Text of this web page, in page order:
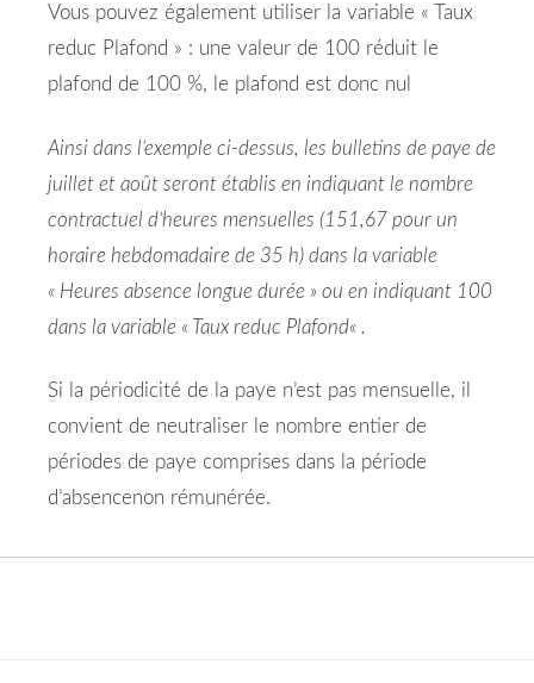
Vous pouvez également utiliser la variable « Taux
reduc Plafond » : une valeur de 100 réduit le
plafond de 100 %, le plafond est donc nul
Ainsi dans l’exemple ci-dessus, les bulletins de paye de
juillet et août seront établis en indiquant le nombre
contractuel d’heures mensuelles (151,67 pour un
horaire hebdomadaire de 35 h) dans la variable
« Heures absence longue durée » ou en indiquant 100
dans la variable « Taux reduc Plafond« .
Si la périodicité de la paye n’est pas mensuelle, il
convient de neutraliser le nombre entier de
périodes de paye comprises dans la période
d’absencenon rémunérée.